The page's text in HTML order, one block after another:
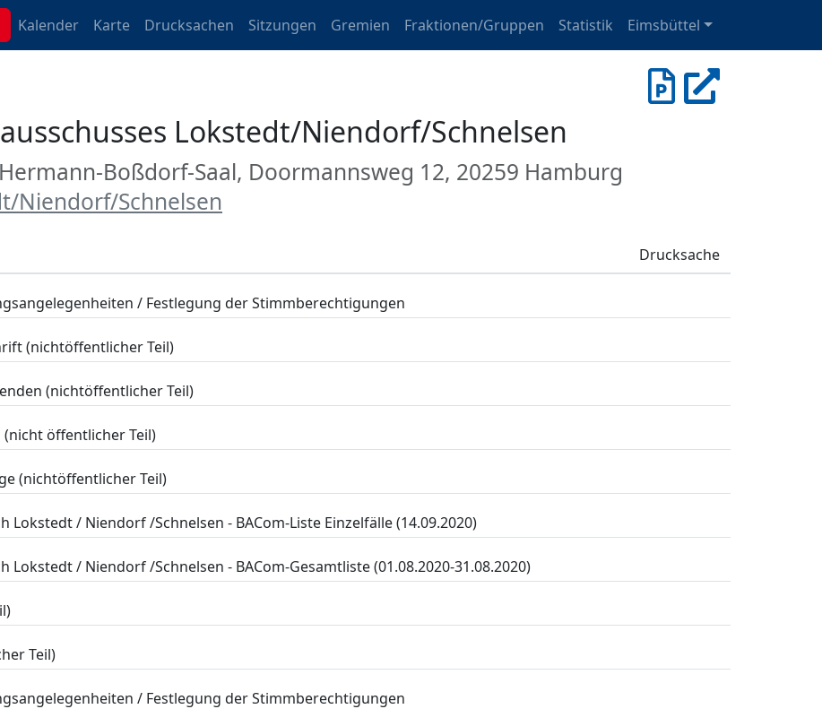
Kalender Karte Drucksachen Sitzungen Gremien Fraktionen/Gruppen Statistik Eimsbüttel
Lokstedt/Niendorf/Schnelsen
Boßdorf-Saal, Doormannsweg 12, 20259 Hamburg
Niendorf/Schnelsen
Drucksache
/ Festlegung der Stimmberechtigungen
(nichtöffentlicher Teil)
(nichtöffentlicher Teil)
öffentlicher Teil)
(nichtöffentlicher Teil)
Lokstedt / Niendorf /Schnelsen - BACom-Liste Einzelfälle (14.09.2020)
Lokstedt / Niendorf /Schnelsen - BACom-Gesamtliste (01.08.2020-31.08.2020)
Teil)
/ Festlegung der Stimmberechtigungen